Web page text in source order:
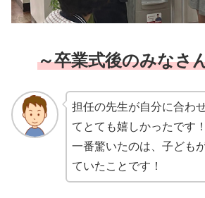
～卒業式後のみなさ
担任の先生が自分に合わ
てとても嬉しかったです！
一番驚いたのは、子ども
ていたことです！